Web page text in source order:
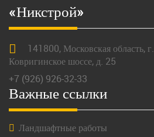
«Никстрой»
141800, Московская область, г.
Ковригинское шоссе, д. 25
+7 (926) 926-32-33
Важные ссылки
Ландшафтные работы